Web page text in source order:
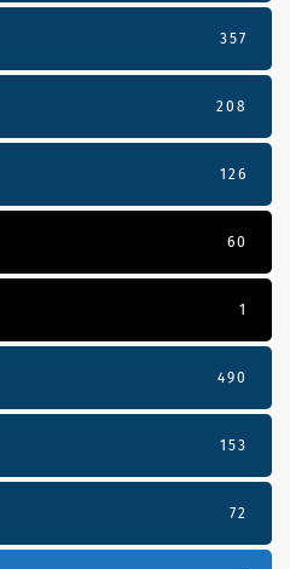
357
208
126
60
1
490
153
72